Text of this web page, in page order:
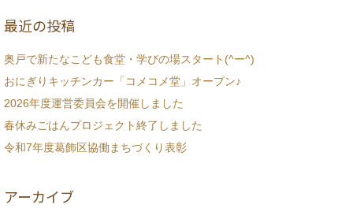
最近の投稿
奥戸で新たなこども食堂・学びの場スタート(^ー^)
おにぎりキッチンカー「コメコメ堂」オープン♪
2026年度運営委員会を開催しました
春休みごはんプロジェクト終了しました
令和7年度葛飾区協働まちづくり表彰
アーカイブ